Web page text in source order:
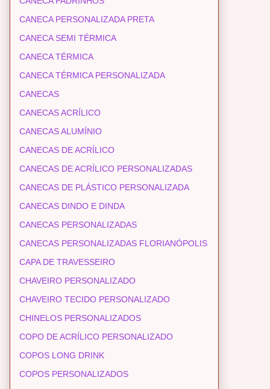
CANECA PERSONALIZADA PRETA
CANECA SEMI TÉRMICA
CANECA TÉRMICA
CANECA TÉRMICA PERSONALIZADA
CANECAS
CANECAS ACRÍLICO
CANECAS ALUMÍNIO
CANECAS DE ACRÍLICO
CANECAS DE ACRÍLICO PERSONALIZADAS
CANECAS DE PLÁSTICO PERSONALIZADA
CANECAS DINDO E DINDA
CANECAS PERSONALIZADAS
CANECAS PERSONALIZADAS FLORIANÓPOLIS
CAPA DE TRAVESSEIRO
CHAVEIRO PERSONALIZADO
CHAVEIRO TECIDO PERSONALIZADO
CHINELOS PERSONALIZADOS
COPO DE ACRÍLICO PERSONALIZADO
COPOS LONG DRINK
COPOS PERSONALIZADOS